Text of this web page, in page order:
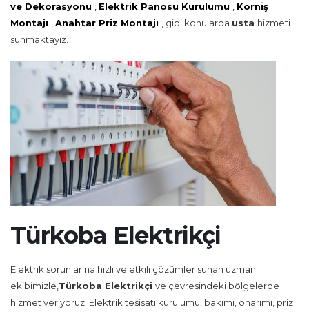
ve Dekorasyonu
Elektrik Panosu Kurulumu
Korniş
Montajı
Anahtar Priz Montajı , gibi konularda usta hizmeti
sunmaktayız.
Türkoba Elektrikçi
Elektrik sorunlarına hızlı ve etkili çözümler sunan uzman
ekibimizle, Türkoba Elektrikçi ve çevresindeki bölgelerde
hizmet veriyoruz. Elektrik tesisatı kurulumu, bakımı, onarımı, priz